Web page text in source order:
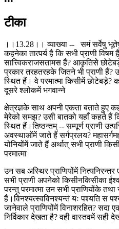
टीका
।।13.28।। व्याख्या -- समं सर्वेषु भूतेषु
कहनेका तात्पर्य है कि सभी प्राणी
सात्त्विकराजसतामस हैं? आकृतिसे
प्रकार तरहतरहके जितने भी प्राणी हैं?
स्थित हैं। वे परमात्मा किसीमें छोटेबड़े?
दूसरे श्लोकमें भगवान्ने
क्षेत्रज्ञके साथ अपनी एकता बताते हुए
मेरेको समझ? उसी बातको यहाँ कहते हैं
स्थित हैं।तिष्ठन्तम् -- सम्पूर्ण प्राणी
अवस्थाओंमें जाते हैं सर्गप्रलय?
योनियोंमें जाते हैं अर्थात् सभी प्राणी
परमात्मा
उन सब अस्थिर प्राणियोंमें
सभी प्राणी अपनेको किसीनकिसीका
परन्तु परमात्मा उन सभी प्राणियोंके
हैं।विनश्यत्स्वविनश्यन्तं यः पश्यति स
जानेवाले प्राणियोंमें विनाशरहित? सदा
निर्विकार देखता है? वही वास्तवमें सही